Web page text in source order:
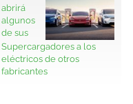
abrirá
algunos
de sus
Supercargadores a los
eléctricos de otros
fabricantes